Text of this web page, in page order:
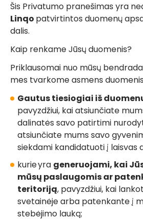
Šis Privatumo pranešimas yra
Linqo patvirtintos duomenų
dalis.
Kaip renkame Jūsų duomenis?
Priklausomai nuo mūsų
mes tvarkome asmens
Gautus tiesiogiai iš
pavyzdžiui, kai atsiunčiate
dalinatės savo patirtimi
atsiunčiate mums savo
siekdami kandidatuoti į laisvas
kurie yra generuojami, kai
mūsų paslaugomis ar
teritoriją, pavyzdžiui, kai
svetainėje arba patenkante į
stebėjimo lauką;